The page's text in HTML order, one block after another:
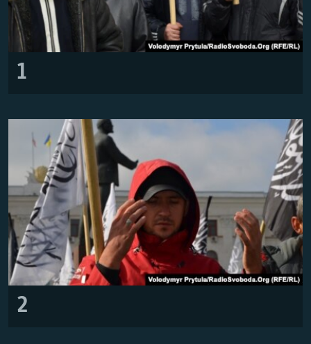
Усі сайти RFE/RL
1
2